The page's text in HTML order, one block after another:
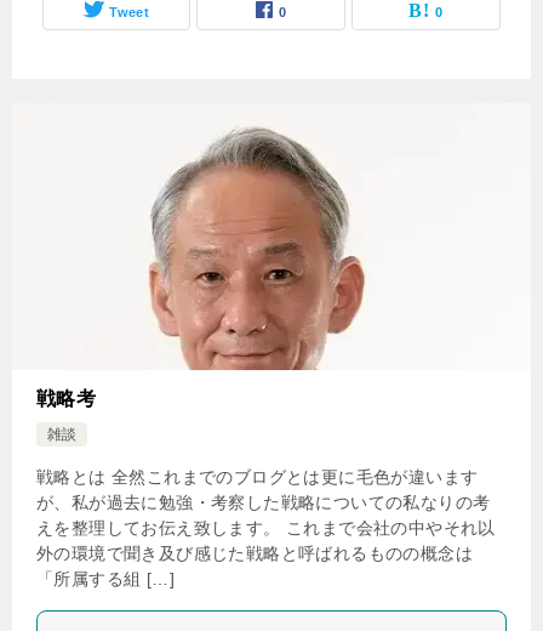
Tweet 0 0
戦略考
雑談
戦略とは 全然これまでのブログとは更に毛色が違います
が、私が過去に勉強・考察した戦略についての私なりの考
えを整理してお伝え致します。 これまで会社の中やそれ以
外の環境で聞き及び感じた戦略と呼ばれるものの概念は
「所属する組 […]